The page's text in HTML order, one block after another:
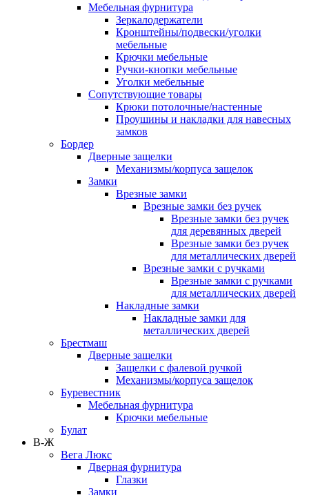
Мебельная фурнитура
Зеркалодержатели
Кронштейны/подвески/уголки
мебельные
Крючки мебельные
Ручки-кнопки мебельные
Уголки мебельные
Сопутствующие товары
Крюки потолочные/настенные
Проушины и накладки для навесных
замков
Бордер
Дверные защелки
Механизмы/корпуса защелок
Замки
Врезные замки
Врезные замки без ручек
Врезные замки без ручек
для деревянных дверей
Врезные замки без ручек
для металлических дверей
Врезные замки с ручками
Врезные замки с ручками
для металлических дверей
Накладные замки
Накладные замки для
металлических дверей
Брестмаш
Дверные защелки
Защелки с фалевой ручкой
Механизмы/корпуса защелок
Буревестник
Мебельная фурнитура
Крючки мебельные
Булат
В-Ж
Вега Люкс
Дверная фурнитура
Глазки
Замки